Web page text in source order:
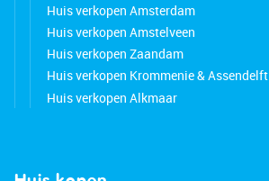
Huis verkopen Amsterdam
Huis verkopen Amstelveen
Huis verkopen Zaandam
Huis verkopen Krommenie & Assendelft
Huis verkopen Alkmaar